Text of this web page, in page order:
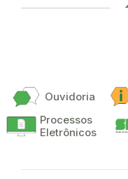
Ouvidoria
Processos
Eletrônicos